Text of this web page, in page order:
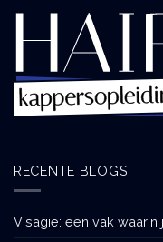
RECENTE BLOGS
Visagie: een vak waarin